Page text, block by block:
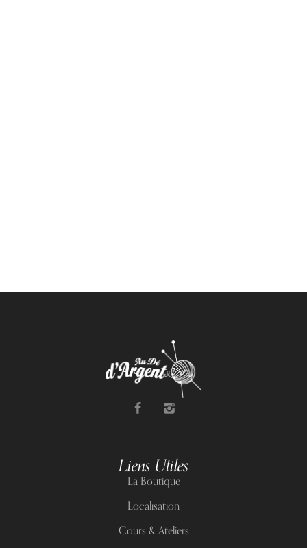
Liens Utiles
La Boutique
Localisation
Cours & Ateliers